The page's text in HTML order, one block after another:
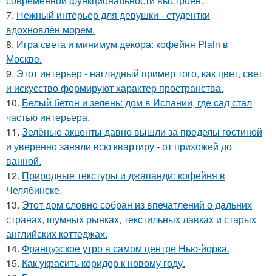
7. Нежный интерьер для девушки - студентки
вдохновлён морем.
8. Игра света и минимум декора: кофейня Plain в
Москве.
9. Этот интерьер - наглядный пример того, как цвет, свет
и искусство формируют характер пространства.
10. Белый бетон и зелень: дом в Испании, где сад стал
частью интерьера.
11. Зелёные акценты давно вышли за пределы гостиной
и уверенно заняли всю квартиру - от прихожей до
ванной.
12. Природные текстуры и джапанди: кофейня в
Челябинске.
13. Этот дом словно собран из впечатлений о дальних
странах, шумных рынках, текстильных лавках и старых
английских коттеджах.
14. Французское утро в самом центре Нью-йорка.
15. Как украсить коридор к новому году.